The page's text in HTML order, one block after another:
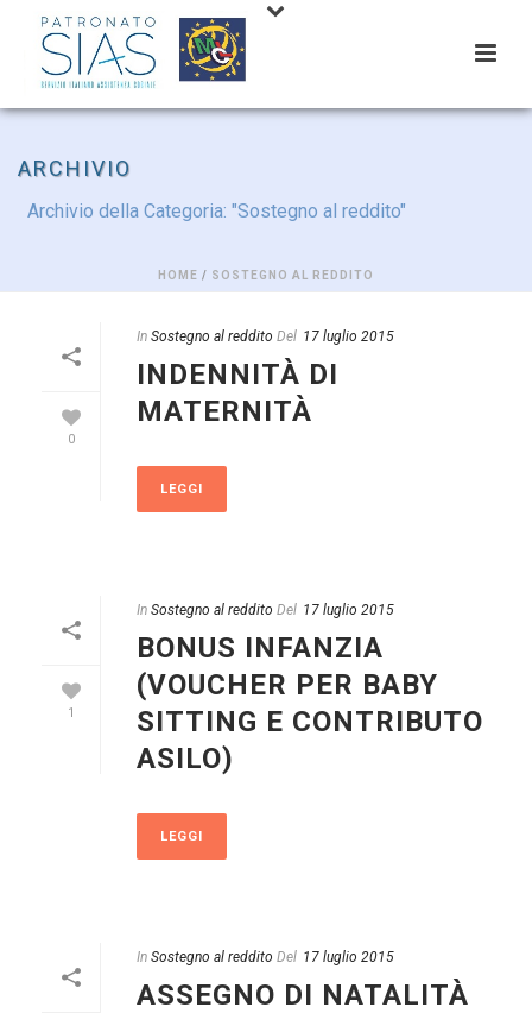
ARCHIVIO
Archivio della Categoria: "Sostegno al reddito"
HOME / SOSTEGNO AL REDDITO
0
In Sostegno al reddito Del 17 luglio 2015
INDENNITÀ DI
MATERNITÀ
LEGGI
1
In Sostegno al reddito Del 17 luglio 2015
BONUS INFANZIA
(VOUCHER PER BABY
SITTING E CONTRIBUTO
ASILO)
LEGGI
In Sostegno al reddito Del 17 luglio 2015
ASSEGNO DI NATALITÀ